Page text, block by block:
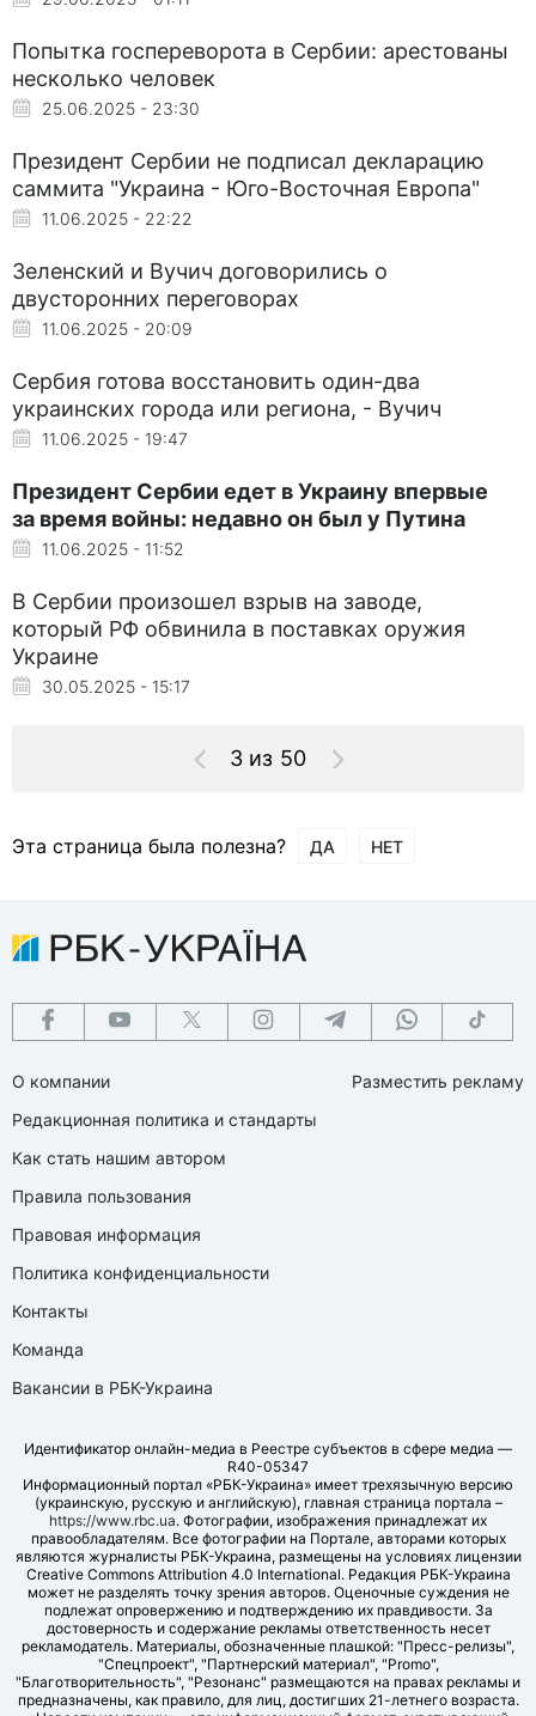
Попытка госпереворота в Сербии: арестованы
несколько человек
25.06.2025 - 23:30
Президент Сербии не подписал декларацию
саммита "Украина - Юго-Восточная Европа"
11.06.2025 - 22:22
Зеленский и Вучич договорились о
двусторонних переговорах
11.06.2025 - 20:09
Сербия готова восстановить один-два
украинских города или региона, - Вучич
11.06.2025 - 19:47
Президент Сербии едет в Украину впервые
за время войны: недавно он был у Путина
11.06.2025 - 11:52
В Сербии произошел взрыв на заводе,
который РФ обвинила в поставках оружия
Украине
30.05.2025 - 15:17
3 из 50
Эта страница была полезна? ДА НЕТ
О компании
Редакционная политика и стандарты
Как стать нашим автором
Правила пользования
Правовая информация
Политика конфиденциальности
Контакты
Команда
Вакансии в РБК-Украина
Разместить рекламу
Идентификатор онлайн-медиа в Реестре субъектов в сфере медиа —
R40-05347
Информационный портал «РБК-Украина» имеет трехязычную версию
(украинскую, русскую и английскую), главная страница портала –
https://www.rbc.ua. Фотографии, изображения принадлежат их
правообладателям. Все фотографии на Портале, авторами которых
являются журналисты РБК-Украина, размещены на условиях лицензии
Creative Commons Attribution 4.0 International. Редакция РБК-Украина
может не разделять точку зрения авторов. Оценочные суждения не
подлежат опровержению и подтверждению их правдивости. За
достоверность и содержание рекламы ответственность несет
рекламодатель. Материалы, обозначенные плашкой: "Пресс-релизы",
"Спецпроект", "Партнерский материал", "Promo",
"Благотворительность", "Резонанс" размещаются на правах рекламы и
предназначены, как правило, для лиц, достигших 21-летнего возраста.